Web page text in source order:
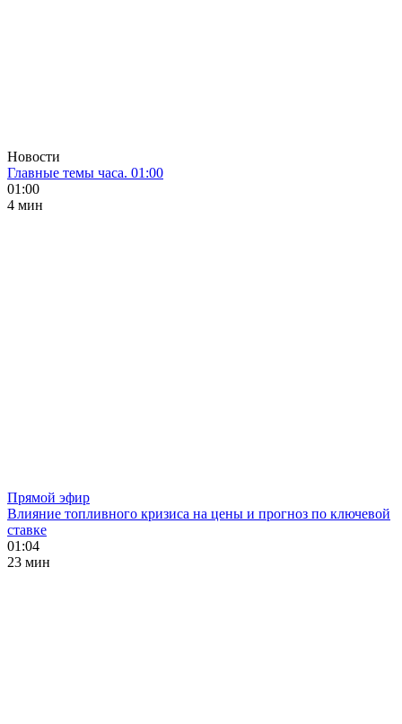
Новости
Главные темы часа. 01:00
01:00
4 мин
Прямой эфир
Влияние топливного кризиса на цены и прогноз по ключевой
ставке
01:04
23 мин